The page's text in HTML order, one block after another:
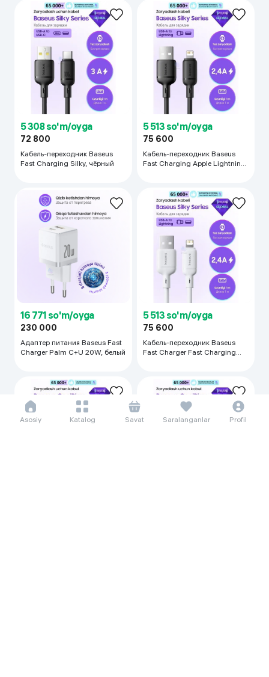
5 308 so'm/oyga
72 800
Кабель-переходник Baseus
Fast Charging Silky, чёрный
5 513 so'm/oyga
75 600
Кабель-переходник Baseus
Fast Charging Apple Lightning,
16 771 so'm/oyga
230 000
Адаптер питания Baseus Fast
Charger Palm C+U 20W, белый
5 513 so'm/oyga
75 600
Кабель-переходник Baseus
Fast Charger Fast Charging
Asosiy Katalog Savat Saralanganlar Profil